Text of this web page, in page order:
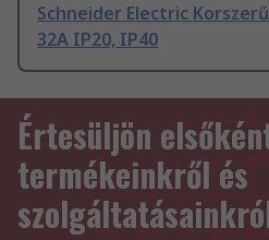
Schneider Electric
32A IP20, IP40
Értesüljön
termékeinkről és